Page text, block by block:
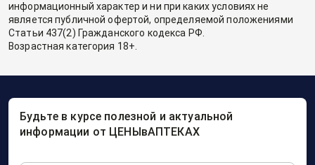
информационный характер и ни при каких условиях не
является публичной офертой, определяемой положениями
Статьи 437(2) Гражданского кодекса РФ.
Возрастная категория 18+.
Будьте в курсе полезной и актуальной
информации от ЦЕНЫвАПТЕКАХ